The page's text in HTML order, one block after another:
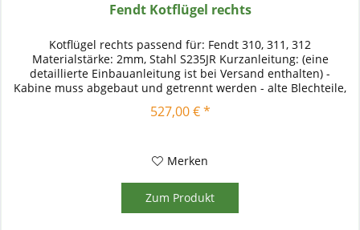
Fendt Kotflügel rechts
Kotflügel rechts passend für: Fendt 310, 311, 312
Materialstärke: 2mm, Stahl S235JR Kurzanleitung: (eine
detaillierte Einbauanleitung ist bei Versand enthalten) -
Kabine muss abgebaut und getrennt werden - alte Blechteile,
Kotflügel,...
527,00 € *
Merken
Zum Produkt